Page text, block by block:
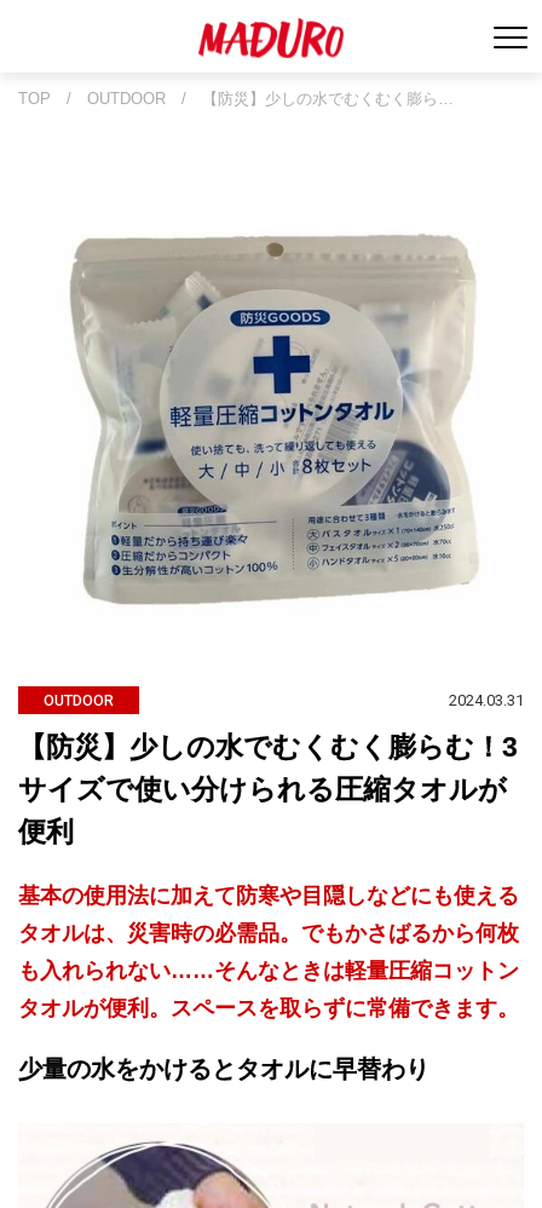
TOP / OUTDOOR / 【防災】少しの水でむくむく膨ら…
OUTDOOR 2024.03.31
【防災】少しの水でむくむく膨らむ！3
サイズで使い分けられる圧縮タオルが
便利
基本の使用法に加えて防寒や目隠しなどにも使える
タオルは、災害時の必需品。でもかさばるから何枚
も入れられない……そんなときは軽量圧縮コットン
タオルが便利。スペースを取らずに常備できます。
少量の水をかけるとタオルに早替わり